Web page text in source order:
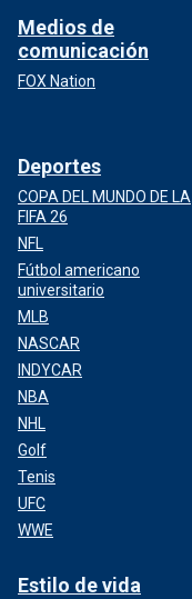
Medios de
comunicación
FOX Nation
Deportes
COPA DEL MUNDO DE LA
FIFA 26
NFL
Fútbol americano
universitario
MLB
NASCAR
INDYCAR
NBA
NHL
Golf
Tenis
UFC
WWE
Estilo de vida